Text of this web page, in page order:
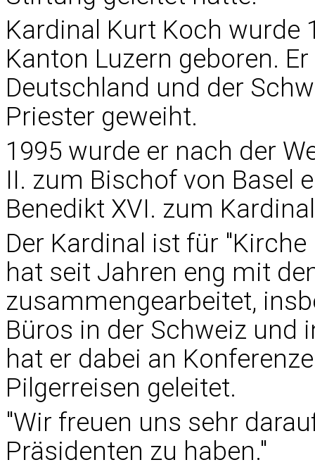
Kardinal Kurt Koch wurde
Kanton Luzern geboren.
Deutschland und der
Priester geweiht.
1995 wurde er nach der
II. zum Bischof von Basel
Benedikt XVI. zum
Der Kardinal ist für
hat seit Jahren eng mit
zusammengearbeitet,
Büros in der Schweiz und
hat er dabei an
Pilgerreisen geleitet.
"Wir freuen uns sehr
Präsidenten zu haben."